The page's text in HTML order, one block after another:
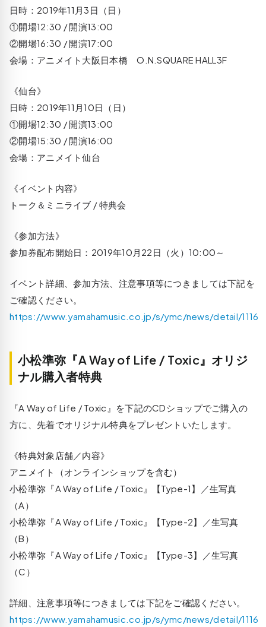
日時：2019年11月3日（日）
①開場12:30 / 開演13:00
②開場16:30 / 開演17:00
会場：アニメイト大阪日本橋 O.N.SQUARE HALL3F
《仙台》
日時：2019年11月10日（日）
①開場12:30 / 開演13:00
②開場15:30 / 開演16:00
会場：アニメイト仙台
《イベント内容》
トーク＆ミニライブ / 特典会
《参加方法》
参加券配布開始日：2019年10月22日（火）10:00～
イベント詳細、参加方法、注意事項等につきましては下記を
ご確認ください。
https://www.yamahamusic.co.jp/s/ymc/news/detail/1116
小松準弥『A Way of Life / Toxic』オリジ
ナル購入者特典
『A Way of Life / Toxic』を下記のCDショップでご購入の
方に、先着でオリジナル特典をプレゼントいたします。
《特典対象店舗／内容》
アニメイト（オンラインショップを含む）
小松準弥『A Way of Life / Toxic』【Type-1】／生写真
（A）
小松準弥『A Way of Life / Toxic』【Type-2】／生写真
（B）
小松準弥『A Way of Life / Toxic』【Type-3】／生写真
（C）
詳細、注意事項等につきましては下記をご確認ください。
https://www.yamahamusic.co.jp/s/ymc/news/detail/1116